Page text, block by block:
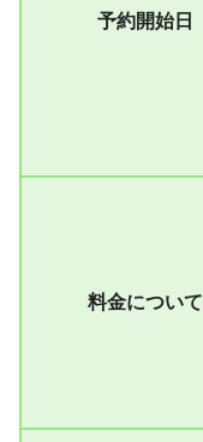
予約開始日
料金について